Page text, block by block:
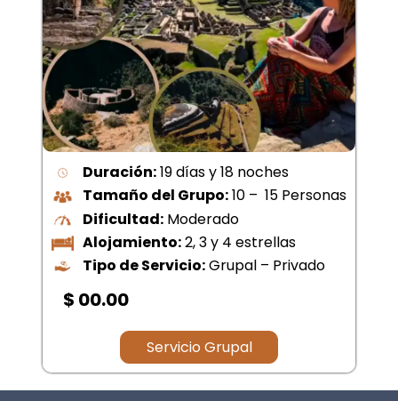
Duración:19 días y 18 noches
Tamaño del Grupo:10 – 15 Personas
Dificultad:Moderado
Alojamiento:2, 3 y 4 estrellas
Tipo de Servicio:Grupal – Privado
$ 00.00
Servicio Grupal